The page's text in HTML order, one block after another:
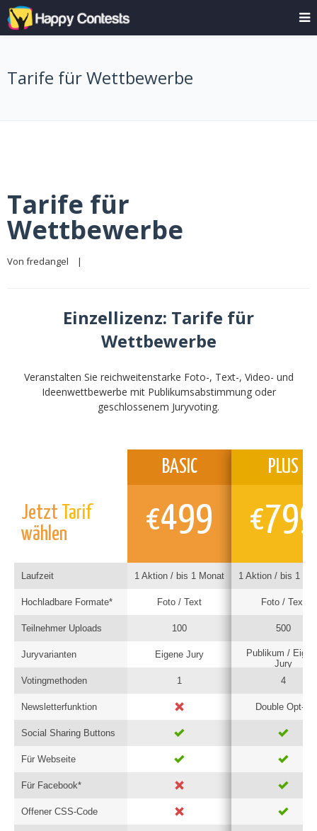
Tarife für Wettbewerbe
Tarife für
Wettbewerbe
Von fredangel |
Einzellizenz: Tarife für
Wettbewerbe
Veranstalten Sie reichweitenstarke Foto-, Text-, Video- und
Ideenwettbewerbe mit Publikumsabstimmung oder
geschlossenem Juryvoting.
Jetzt Tarif
wählen
Laufzeit
Hochladbare Formate*
Teilnehmer Uploads
Juryvarianten
Votingmethoden
Newsletterfunktion
Social Sharing Buttons
Für Webseite
Für Facebook*
Offener CSS-Code
BASIC
€499
1 Aktion / bis 1 Monat
Foto / Text
100
Eigene Jury
1
PLUS
€799
1 Aktion / bis 1
Foto / Text
500
Publikum /
Jury
4
Double Opt-In